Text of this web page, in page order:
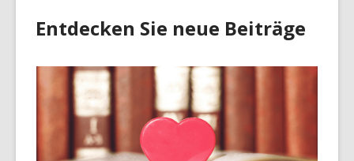
Entdecken Sie neue Beiträge